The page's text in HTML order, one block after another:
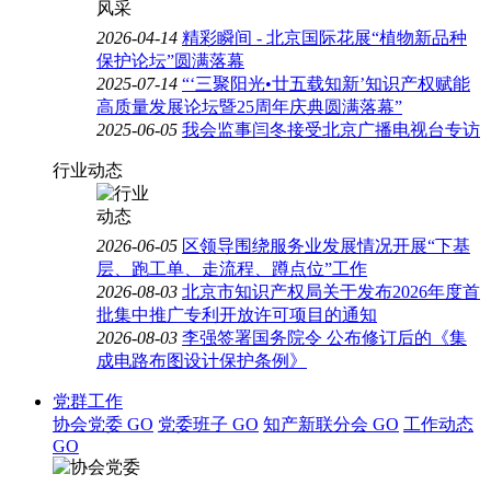
2026-04-14 精彩瞬间 - 北京国际花展“植物新品种
保护论坛”圆满落幕
2025-07-14 “‘三聚阳光•廿五载知新’知识产权赋能
高质量发展论坛暨25周年庆典圆满落幕”
2025-06-05 我会监事闫冬接受北京广播电视台专访
行业动态
2026-06-05 区领导围绕服务业发展情况开展“下基
层、跑工单、走流程、蹲点位”工作
2026-08-03 北京市知识产权局关于发布2026年度首
批集中推广专利开放许可项目的通知
2026-08-03 李强签署国务院令 公布修订后的《集
成电路布图设计保护条例》
党群工作
协会党委 GO 党委班子 GO 知产新联分会 GO 工作动态
GO